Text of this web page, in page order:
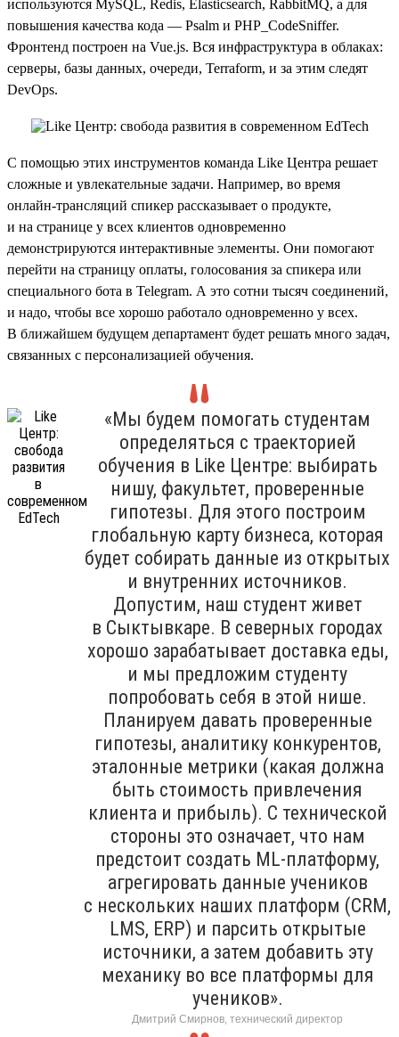
используются MySQL, Redis, Elasticsearch, RabbitMQ, а для
повышения качества кода — Psalm и PHP_CodeSniffer.
Фронтенд построен на Vue.js. Вся инфраструктура в облаках:
серверы, базы данных, очереди, Terraform, и за этим следят
DevOps.
С помощью этих инструментов команда Like Центра решает
сложные и увлекательные задачи. Например, во время
онлайн-трансляций спикер рассказывает о продукте,
и на странице у всех клиентов одновременно
демонстрируются интерактивные элементы. Они помогают
перейти на страницу оплаты, голосования за спикера или
специального бота в Telegram. А это сотни тысяч соединений,
и надо, чтобы все хорошо работало одновременно у всех.
В ближайшем будущем департамент будет решать много задач,
связанных с персонализацией обучения.
«Мы будем помогать студентам
определяться с траекторией
обучения в Like Центре: выбирать
нишу, факультет, проверенные
гипотезы. Для этого построим
глобальную карту бизнеса, которая
будет собирать данные из открытых
и внутренних источников.
Допустим, наш студент живет
в Сыктывкаре. В северных городах
хорошо зарабатывает доставка еды,
и мы предложим студенту
попробовать себя в этой нише.
Планируем давать проверенные
гипотезы, аналитику конкурентов,
эталонные метрики (какая должна
быть стоимость привлечения
клиента и прибыль). С технической
стороны это означает, что нам
предстоит создать ML-платформу,
агрегировать данные учеников
с нескольких наших платформ (CRM,
LMS, ERP) и парсить открытые
источники, а затем добавить эту
механику во все платформы для
учеников».
Дмитрий Смирнов, технический директор